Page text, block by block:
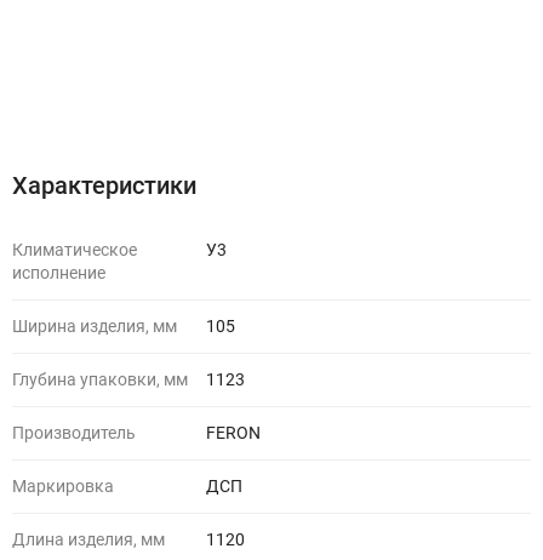
Характеристики
Климатическое
исполнение
У3
Ширина изделия, мм 105
Глубина упаковки, мм 1123
Производитель FERON
Маркировка ДСП
Длина изделия, мм 1120